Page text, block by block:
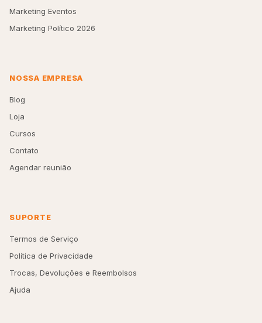
Marketing Eventos
Marketing Político 2026
NOSSA EMPRESA
Blog
Loja
Cursos
Contato
Agendar reunião
SUPORTE
Termos de Serviço
Política de Privacidade
Trocas, Devoluções e Reembolsos
Ajuda